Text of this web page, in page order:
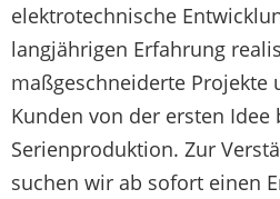
elektrotechnische
langjährigen Erfahrung
maßgeschneiderte Projekte
Kunden von der ersten Idee
Serienproduktion. Zur
suchen wir ab sofort einen